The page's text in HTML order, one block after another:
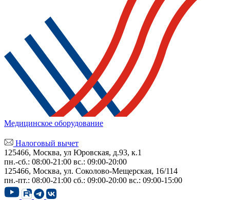
Медицинское оборудование
Налоговый вычет
125466, Москва, ул Юровская, д.93, к.1
пн.-сб.: 08:00-21:00 вс.: 09:00-20:00
125466, Москва, ул. Соколово-Мещерская, 16/114
пн.-пт.: 08:00-21:00 сб.: 09:00-20:00 вс.: 09:00-15:00